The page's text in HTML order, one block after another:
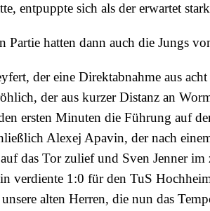
entpuppte sich als der erwartet
Partie hatten dann auch die Jungs
der eine Direktabnahme aus
der aus kurzer Distanz an
ersten Minuten die Führung auf
Alexej Apavin, der nach
das Tor zulief und Sven Jenner
verdiente 1:0 für den TuS
alten Herren, die nun das